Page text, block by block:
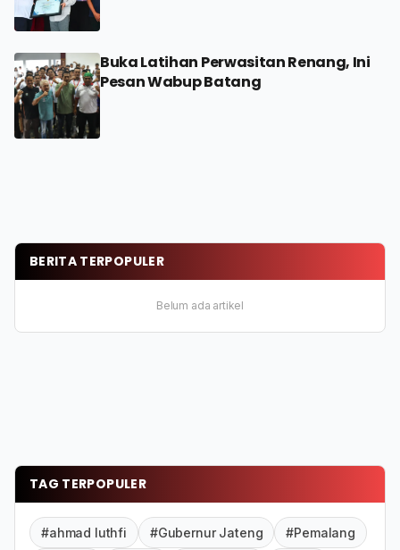
Buka Latihan Perwasitan Renang, Ini
Pesan Wabup Batang
BERITA TERPOPULER
Belum ada artikel
TAG TERPOPULER
#ahmad luthfi #Gubernur Jateng #Pemalang